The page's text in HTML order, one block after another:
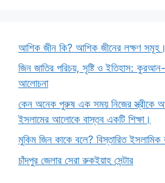
আশিক জীন কি? আশিক জীনের লক্ষণ সমূহ।
জিন জাতির পরিচয়, সৃষ্টি ও ইতিহাস: কুরআন-
আলোচনা
কেন অনেক পুরুষ এক সময় নিজের স্ত্রীকে
ইসলামের আলোকে বাস্তব একটি শিক্ষা।
মুকিম জিন কাকে বলে? বিস্তারিত ইসলামিক
চাঁদপুর জেলার সেরা রুকইয়াহ সেন্টার